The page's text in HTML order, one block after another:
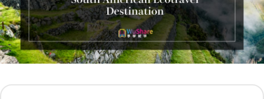
狀
態